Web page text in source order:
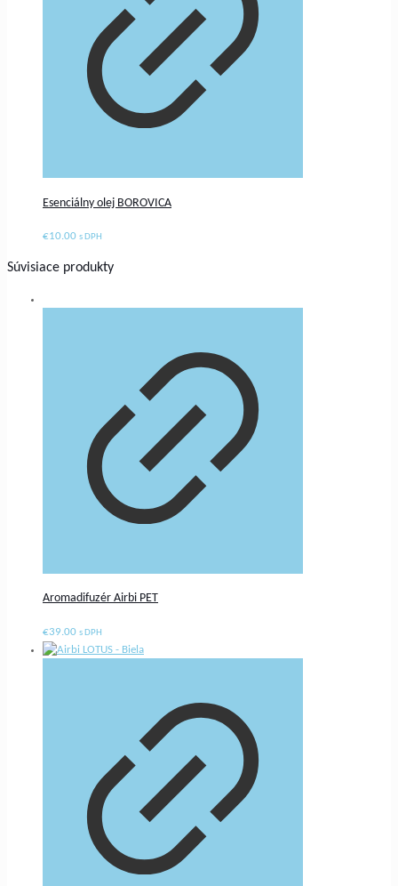
Esenciálny olej BOROVICA
€10.00 s DPH
Súvisiace produkty
Aromadifuzér Airbi PET
€39.00 s DPH